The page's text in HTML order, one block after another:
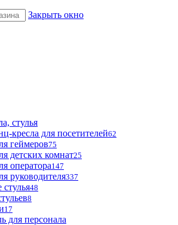
Закрыть окно
стулья
кресла для посетителей62
геймеров75
детских комнат25
оператора147
руководителя337
48
8
17
для персонала